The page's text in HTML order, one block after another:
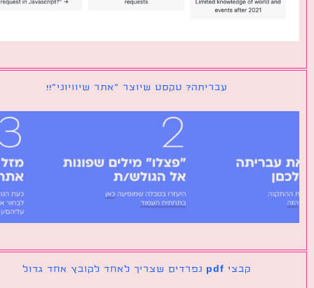
עבריתה? טקסט שיוצר ״אתר שיוויוני״!!